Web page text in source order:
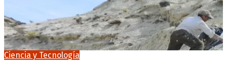
Ciencia y Tecnología